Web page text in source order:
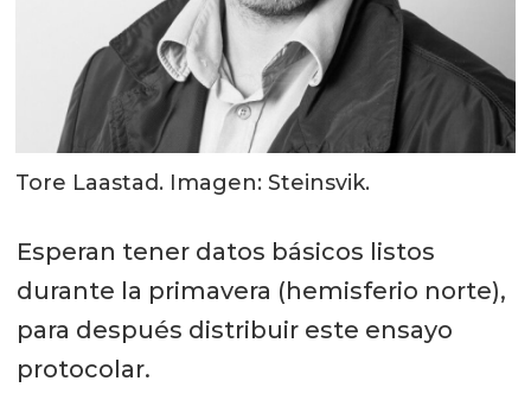
Tore Laastad. Imagen: Steinsvik.
Esperan tener datos básicos listos
durante la primavera (hemisferio norte),
para después distribuir este ensayo
protocolar.